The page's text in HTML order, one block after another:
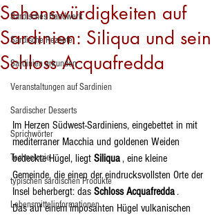
Sardisches Handwerk
Sardische Rezepte
Sardinien erkunden
Veranstaltungen auf Sardinien
Sardischer Desserts
Sprichwörter
Technologie
typischen sardischen Produkte
Lebensmittelinformationen
Sehenswürdigkeiten auf
Sardinien: Siliqua und sein
Schloss Acquafredda
Im Herzen Südwest-Sardiniens, eingebettet in mit
mediterraner Macchia und goldenen Weiden
bedeckte Hügel, liegt Siliqua , eine kleine
Gemeinde, die einen der eindrucksvollsten Orte der
Insel beherbergt: das Schloss Acquafredda .
Das auf einem imposanten Hügel vulkanischen